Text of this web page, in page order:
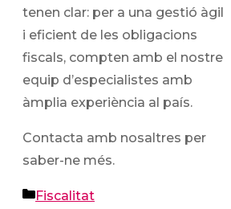
tenen clar: per a una gestió àgil
i eficient de les obligacions
fiscals, compten amb el nostre
equip d’especialistes amb
àmplia experiència al país.
Contacta amb nosaltres per
saber-ne més.
Categories
Fiscalitat